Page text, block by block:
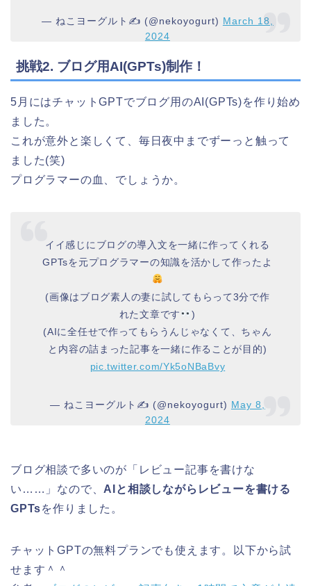
— ねこヨーグルト✍️ (@nekoyogurt) March 18,
2024
挑戦2. ブログ用AI(GPTs)制作！
5月にはチャットGPTでブログ用のAI(GPTs)を作り始め
ました。
これが意外と楽しくて、毎日夜中までずーっと触って
ました(笑)
プログラマーの血、でしょうか。
イイ感じにブログの導入文を一緒に作ってくれる
GPTsを元プログラマーの知識を活かして作ったよ
(画像はブログ素人の妻に試してもらって3分で作
れた文章です
)
(AIに全任せで作ってもらうんじゃなくて、ちゃん
と内容の詰まった記事を一緒に作ることが目的)
pic.twitter.com/Yk5oNBaBvy
— ねこヨーグルト✍️ (@nekoyogurt) May 8,
2024
ブログ相談で多いのが「レビュー記事を書けな
い……」なので、 AIと相談しながらレビューを書ける
GPTsを作りました。
チャットGPTの無料プランでも使えます。以下から試
せます＾＾